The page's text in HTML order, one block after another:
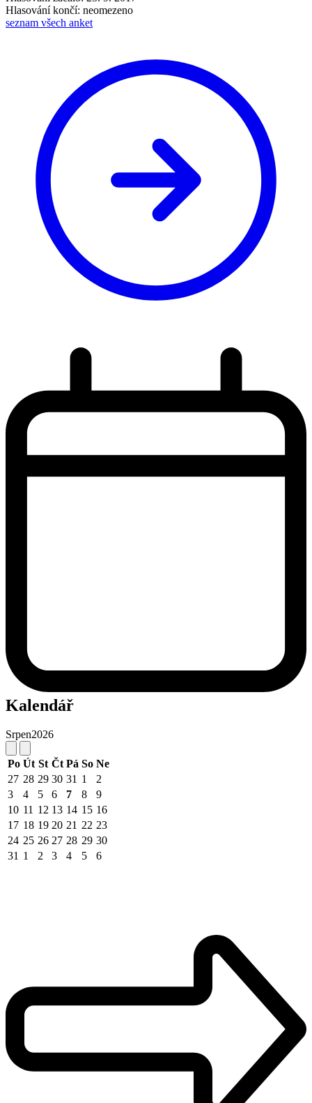
Hlasování končí: neomezeno
seznam všech anket
Kalendář
Srpen2026
Po Út St Čt Pá So Ne
27 28 29 30 31 1
2
3
4 5 6 7 8
9
10 11 12 13 14 15 16
17 18 19 20 21 22 23
24 25 26 27 28 29 30
31 1 2 3 4 5 6